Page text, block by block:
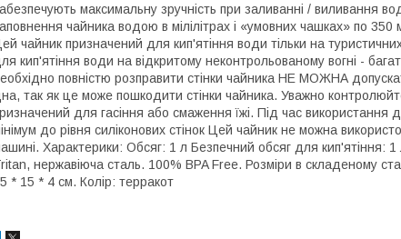
максимальну зручність при заливанні / виливання
чайника водою в мілілітрах і «умовних чашках» по
чайник призначений для кип'ятіння води тільки на
кип'ятіння води на відкритому неконтрольованому вогні -
повністю розправити стінки чайника НЕ МОЖНА
так як це може пошкодити стінки чайника. Уважно
для гасіння або смаження їжі. Під час
до рівня силіконових стінок Цей чайник не можна
Характерики: Обсяг: 1 л Безпечний обсяг для кип'ятіння: 1
нержавіюча сталь. 100% BPA Free. Розміри в складеному
* 15 * 4 см. Колір: терракот